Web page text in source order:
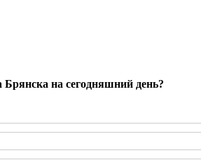
на сегодняшний день?